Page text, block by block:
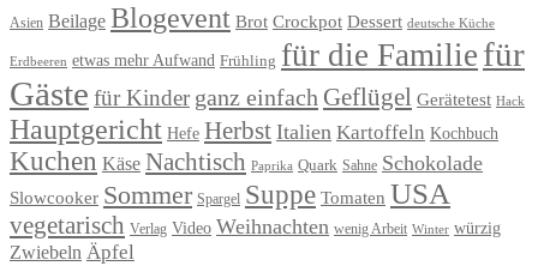
Asien Beilage Blogevent Brot Crockpot Dessert deutsche Küche
Erdbeeren etwas mehr Aufwand Frühling für die Familie für
Gäste für Kinder ganz einfach Geflügel Gerätetest Hack
Hauptgericht Hefe Herbst Italien Kartoffeln Kochbuch
Kuchen Käse Nachtisch Paprika Quark Sahne Schokolade
Slowcooker Sommer Spargel Suppe Tomaten USA
vegetarisch Verlag Video Weihnachten wenig Arbeit Winter würzig
Zwiebeln Äpfel